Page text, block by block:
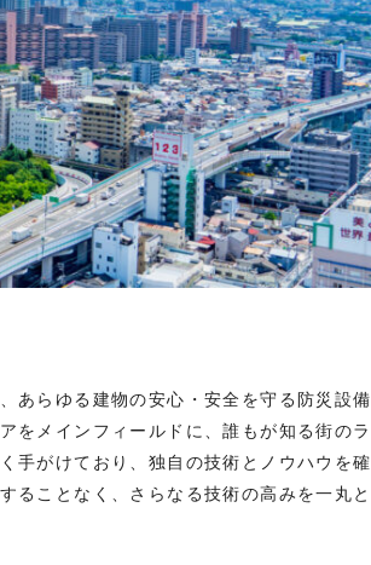
あらゆる建物の安心・安全を守る防災設備
をメインフィールドに、誰もが知る街のラ
手がけており、独自の技術とノウハウを確
ることなく、さらなる技術の高みを一丸と